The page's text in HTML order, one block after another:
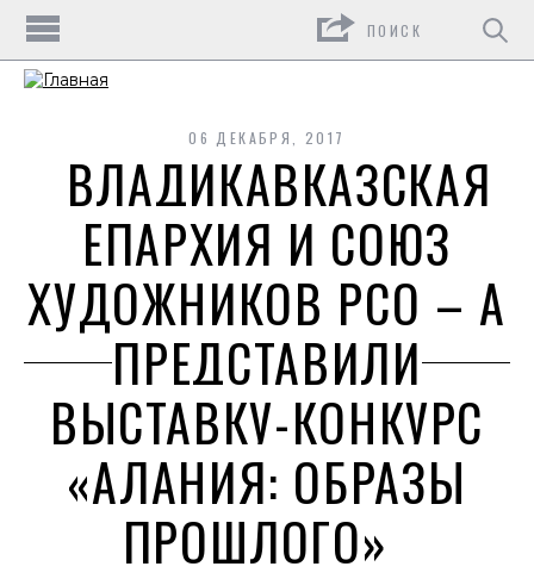
06 ДЕКАБРЯ, 2017
ВЛАДИКАВКАЗСКАЯ
ЕПАРХИЯ И СОЮЗ
ХУДОЖНИКОВ РСО – А
ПРЕДСТАВИЛИ
ВЫСТАВКУ-КОНКУРС
«АЛАНИЯ: ОБРАЗЫ
ПРОШЛОГО»